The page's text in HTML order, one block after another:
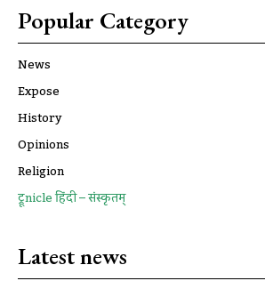
Popular Category
News
Expose
History
Opinions
Religion
ट्रूnicle हिंदी – संस्कृतम्
Latest news